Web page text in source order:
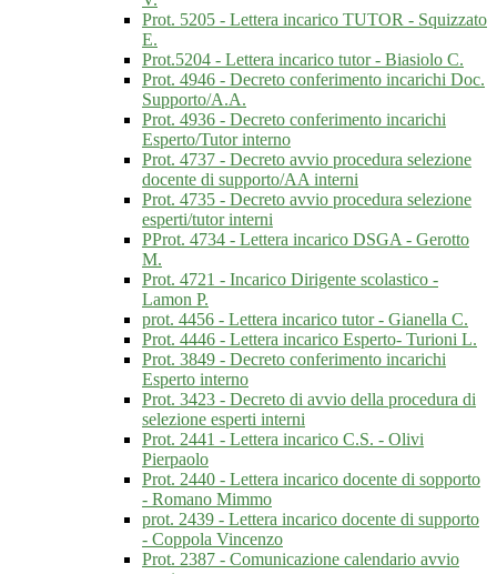
Prot. 5205 - Lettera incarico TUTOR - Squizzato
E.
Prot.5204 - Lettera incarico tutor - Biasiolo C.
Prot. 4946 - Decreto conferimento incarichi Doc.
Supporto/A.A.
Prot. 4936 - Decreto conferimento incarichi
Esperto/Tutor interno
Prot. 4737 - Decreto avvio procedura selezione
docente di supporto/AA interni
Prot. 4735 - Decreto avvio procedura selezione
esperti/tutor interni
PProt. 4734 - Lettera incarico DSGA - Gerotto
M.
Prot. 4721 - Incarico Dirigente scolastico -
Lamon P.
prot. 4456 - Lettera incarico tutor - Gianella C.
Prot. 4446 - Lettera incarico Esperto- Turioni L.
Prot. 3849 - Decreto conferimento incarichi
Esperto interno
Prot. 3423 - Decreto di avvio della procedura di
selezione esperti interni
Prot. 2441 - Lettera incarico C.S. - Olivi
Pierpaolo
Prot. 2440 - Lettera incarico docente di sopporto
- Romano Mimmo
prot. 2439 - Lettera incarico docente di supporto
- Coppola Vincenzo
Prot. 2387 - Comunicazione calendario avvio